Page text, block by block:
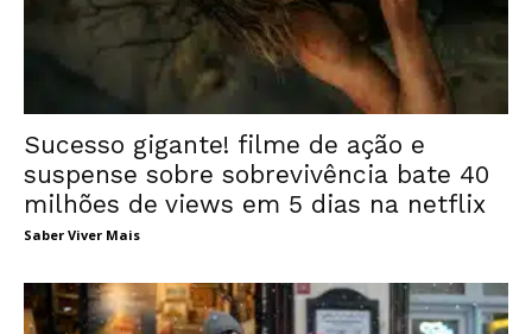
Sucesso gigante! filme de ação e
suspense sobre sobrevivência bate 40
milhões de views em 5 dias na netflix
Saber Viver Mais